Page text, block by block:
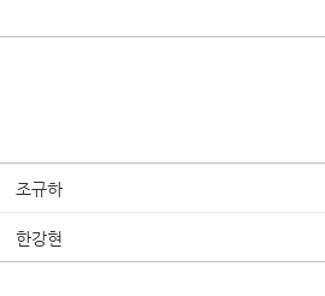
조규하
한강현